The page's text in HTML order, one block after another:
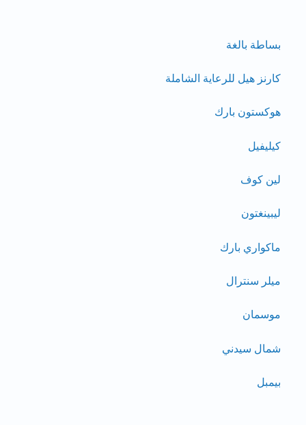
يرجى الملاحظة: الأطباء فقط (أطباء الأسرة، الأخصائيون، إلخ)
المقطعي المحوسب للفقرات القطنية
مريض وتؤثر العديد من العوامل على الجرعة الفعلية.
بساطة بالغة
كارنز هيل للرعاية الشاملة
هوكستون بارك
كيليفيل
لين كوف
ليبينغتون
ماكواري بارك
ميلر سنترال
موسمان
شمال سيدني
بيمبل